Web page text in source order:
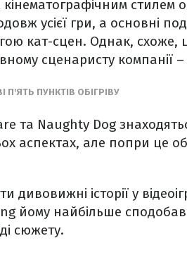
стилем
усієї гри, а основні
кат-сцен. Однак, схоже,
сценаристу компанії
П'ЯТЬ ПУНКТІВ ОБІГРІВУ
та Naughty Dog
аспектах, але попри це
історії у
йому найбільше
сюжету.